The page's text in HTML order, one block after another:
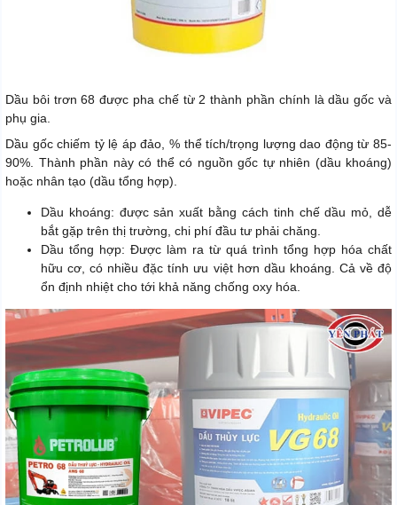
Dầu bôi trơn 68 được pha chế từ 2 thành phần chính là dầu gốc và
phụ gia.
Dầu gốc chiếm tỷ lệ áp đảo, % thể tích/trọng lượng dao động từ 85-
90%. Thành phần này có thể có nguồn gốc tự nhiên (dầu khoáng)
hoặc nhân tạo (dầu tổng hợp).
Dầu khoáng: được sản xuất bằng cách tinh chế dầu mỏ, dễ
bắt gặp trên thị trường, chi phí đầu tư phải chăng.
Dầu tổng hợp: Được làm ra từ quá trình tổng hợp hóa chất
hữu cơ, có nhiều đặc tính ưu việt hơn dầu khoáng. Cả về độ
ổn định nhiệt cho tới khả năng chống oxy hóa.